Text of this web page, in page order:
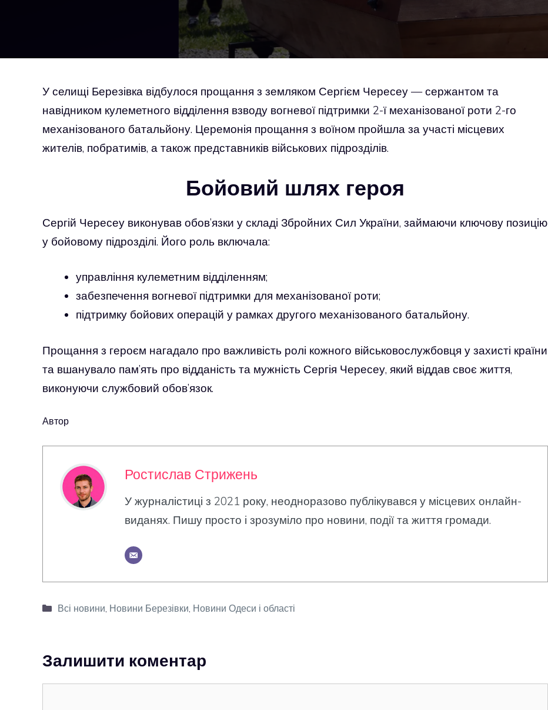
У селищі Березівка відбулося прощання з земляком Сергієм Чересеу — сержантом та
навідником кулеметного відділення взводу вогневої підтримки 2-ї механізованої роти 2-го
механізованого батальйону. Церемонія прощання з воїном пройшла за участі місцевих
жителів, побратимів, а також представників військових підрозділів.
Бойовий шлях героя
Сергій Чересеу виконував обов’язки у складі Збройних Сил України, займаючи ключову позицію
у бойовому підрозділі. Його роль включала:
управління кулеметним відділенням;
забезпечення вогневої підтримки для механізованої роти;
підтримку бойових операцій у рамках другого механізованого батальйону.
Прощання з героєм нагадало про важливість ролі кожного військовослужбовця у захисті країни
та вшанувало пам’ять про відданість та мужність Сергія Чересеу, який віддав своє життя,
виконуючи службовий обов’язок.
Автор
Ростислав Стрижень
У журналістиці з 2021 року, неодноразово публікувався у місцевих онлайн-
виданях. Пишу просто і зрозуміло про новини, події та життя громади.
Категорії
Всі новини Новини Березівки Новини Одеси і області
Залишити коментар